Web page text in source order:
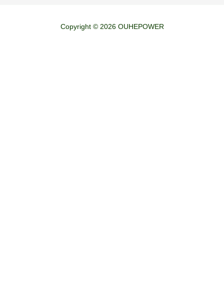
Copyright © 2026 OUHEPOWER